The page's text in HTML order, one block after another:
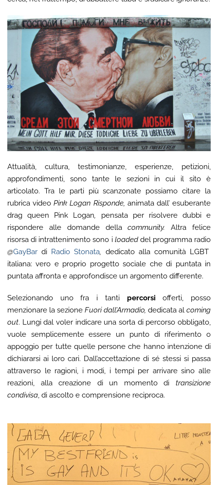
Attualità, cultura, testimonianze, esperienze, petizioni,
approfondimenti, sono tante le sezioni in cui il sito è
articolato. Tra le parti più scanzonate possiamo citare la
rubrica videoPink Logan Risponde, animata dall’ esuberante
drag queen Pink Logan, pensata per risolvere dubbi e
rispondere alle domande dellacommunity.Altra felice
risorsa di intrattenimento sono iloaded del programma radio
@GayBardi Radio Stonata, dedicato alla comunità LGBT
italiana: vero e proprio progetto sociale che di puntata in
puntata affronta e approfondisce un argomento differente.
Selezionando uno fra i tanti percorsi offerti, posso
menzionare la sezione Fuori dall’Armadio, dedicata al coming
out. Lungi dal voler indicare una sorta di percorso obbligato,
vuole semplicemente essere un punto di riferimento o
appoggio per tutte quelle persone che hanno intenzione di
dichiararsi ai loro cari. Dall’accettazione di sé stessi si passa
attraverso le ragioni, i modi, i tempi per arrivare sino alle
reazioni, alla creazione di un momento di transizione
condivisa, di ascolto e comprensione reciproca.